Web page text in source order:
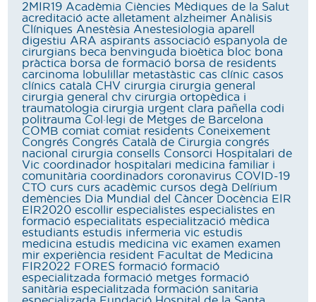
2MIR19 Acadèmia Ciències Mèdiques de la Salut
acreditació acte alletament alzheimer Anàlisis
Clíniques Anestèsia Anestesiologia aparell
digestiu ARA aspirants associació espanyola de
cirurgians beca benvinguda bioètica bloc bona
pràctica borsa de formació borsa de residents
carcinoma lobulillar metastàstic cas clínic casos
clínics català CHV cirurgia cirurgia general
cirurgia general chv cirurgia ortopèdica i
traumatologia cirurgia urgent clara pañella codi
politrauma Col·legi de Metges de Barcelona
COMB comiat comiat residents Coneixement
Congrés Congrés Català de Cirurgia congrés
nacional cirurgia consells Consorci Hospitalari de
Vic coordinador hospitalari medicina familiar i
comunitària coordinadors coronavirus COVID-19
CTO curs curs acadèmic cursos degà Delírium
demències Dia Mundial del Càncer Docència EIR
EIR2020 escollir especialistes especialistes en
formació especialitats especialització mèdica
estudiants estudis infermeria vic estudis
medicina estudis medicina vic examen examen
mir experiència resident Facultat de Medicina
FIR2022 FORES formació formació
especialitzada formació metges formació
sanitària especialitzada formación sanitaria